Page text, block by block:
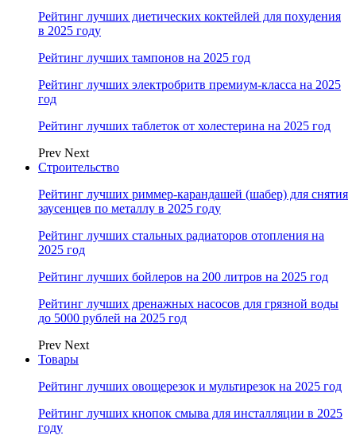
Рейтинг лучших диетических коктейлей для похудения
в 2025 году
Рейтинг лучших тампонов на 2025 год
Рейтинг лучших электробритв премиум-класса на 2025
год
Рейтинг лучших таблеток от холестерина на 2025 год
Prev Next
Строительство
Рейтинг лучших риммер-карандашей (шабер) для снятия
заусенцев по металлу в 2025 году
Рейтинг лучших стальных радиаторов отопления на
2025 год
Рейтинг лучших бойлеров на 200 литров на 2025 год
Рейтинг лучших дренажных насосов для грязной воды
до 5000 рублей на 2025 год
Prev Next
Товары
Рейтинг лучших овощерезок и мультирезок на 2025 год
Рейтинг лучших кнопок смыва для инсталляции в 2025
году